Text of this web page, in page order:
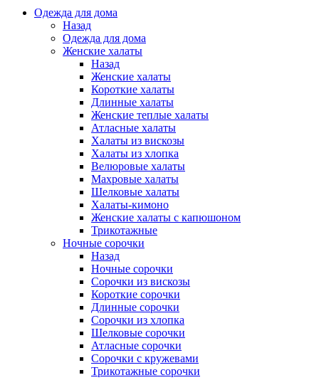
Одежда для дома
Назад
Одежда для дома
Женские халаты
Назад
Женские халаты
Короткие халаты
Длинные халаты
Женские теплые халаты
Атласные халаты
Халаты из вискозы
Халаты из хлопка
Велюровые халаты
Махровые халаты
Шелковые халаты
Халаты-кимоно
Женские халаты с капюшоном
Трикотажные
Ночные сорочки
Назад
Ночные сорочки
Сорочки из вискозы
Короткие сорочки
Длинные сорочки
Сорочки из хлопка
Шелковые сорочки
Атласные сорочки
Сорочки с кружевами
Трикотажные сорочки